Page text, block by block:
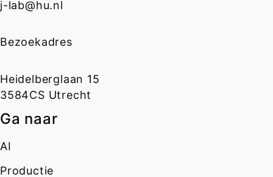
j-lab@hu.nl
Bezoekadres
Heidelberglaan 15
3584CS Utrecht
Ga naar
AI
Productie